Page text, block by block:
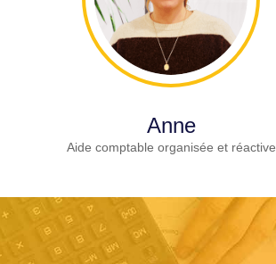
Anne
Aide comptable organisée et réactive